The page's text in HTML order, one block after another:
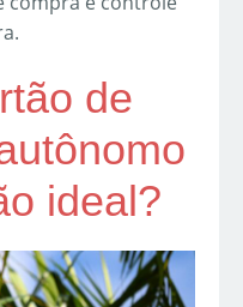
de
ideal?